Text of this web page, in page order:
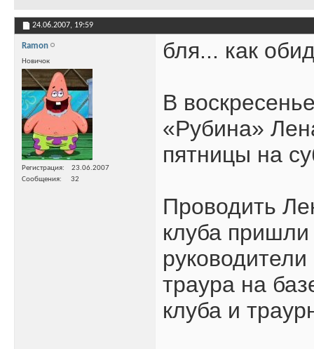
24.06.2007, 19:59
Ramon
Новичок
Регистрация
23.06.2007
Сообщения
32
бля... как
В
«Рубина»
пятницы на
Проводить
клуба
траура на
клуба и